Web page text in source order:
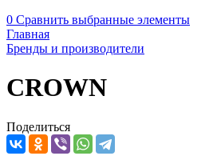
0 Сравнить выбранные элементы
Главная
Бренды и производители
CROWN
Поделиться